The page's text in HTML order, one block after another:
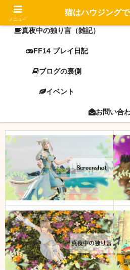
FF14 screenshot
真夜中の独り言（雑記）
FF14 プレイ日記
ブログの裏側
イベント
お問い合
メニュー
猫はハウジング